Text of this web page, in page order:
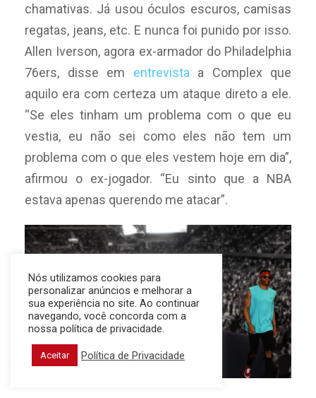
chamativas. Já usou óculos escuros, camisas
regatas, jeans, etc. E nunca foi punido por isso.
Allen Iverson, agora ex-armador do Philadelphia
76ers, disse em entrevista a Complex que
aquilo era com certeza um ataque direto a ele.
“Se eles tinham um problema com o que eu
vestia, eu não sei como eles não tem um
problema com o que eles vestem hoje em dia”,
afirmou o ex-jogador. “Eu sinto que a NBA
estava apenas querendo me atacar”.
Nós utilizamos cookies para
personalizar anúncios e melhorar a
sua experiência no site. Ao continuar
navegando, você concorda com a
nossa política de privacidade.
Aceitar Política de Privacidade